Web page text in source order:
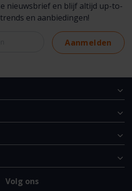
nieuwsbrief en blijf altijd up-to-
en aanbiedingen!
Aanmelden
Volg ons